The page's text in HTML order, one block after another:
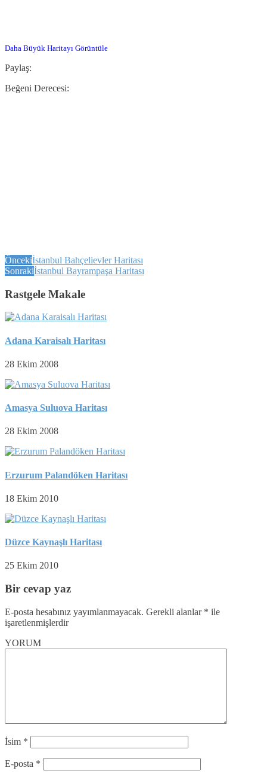
Daha Büyük Haritayı Görüntüle
Paylaş:
Beğeni Derecesi:
Öncekiİstanbul Bahçelievler Haritası
Sonrakiİstanbul Bayrampaşa Haritası
Rastgele Makale
Adana Karaisalı Haritası
28 Ekim 2008
Amasya Suluova Haritası
28 Ekim 2008
Erzurum Palandöken Haritası
18 Ekim 2010
Düzce Kaynaşlı Haritası
25 Ekim 2010
Bir cevap yaz
E-posta hesabınız yayımlanmayacak. Gerekli alanlar * ile
işaretlenmişlerdir
YORUM
İsim *
E-posta *